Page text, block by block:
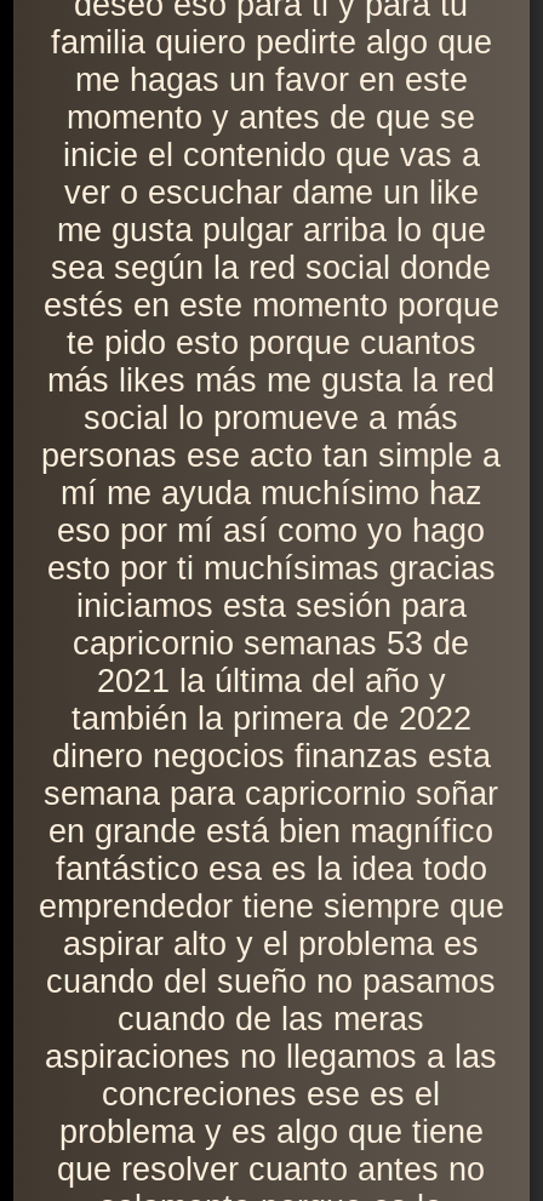
familia quiero pedirte algo que
me hagas un favor en este
momento y antes de que se
inicie el contenido que vas a
ver o escuchar dame un like
me gusta pulgar arriba lo que
sea según la red social donde
estés en este momento porque
te pido esto porque cuantos
más likes más me gusta la red
social lo promueve a más
personas ese acto tan simple a
mí me ayuda muchísimo haz
eso por mí así como yo hago
esto por ti muchísimas gracias
iniciamos esta sesión para
capricornio semanas 53 de
2021 la última del año y
también la primera de 2022
dinero negocios finanzas esta
semana para capricornio soñar
en grande está bien magnífico
fantástico esa es la idea todo
emprendedor tiene siempre que
aspirar alto y el problema es
cuando del sueño no pasamos
cuando de las meras
aspiraciones no llegamos a las
concreciones ese es el
problema y es algo que tiene
que resolver cuanto antes no